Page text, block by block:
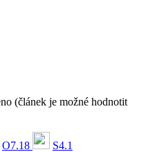
(článek je možné hodnotit
O7.18 S4.1